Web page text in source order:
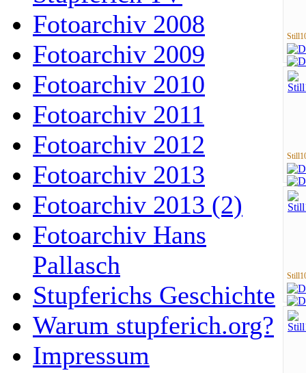
Fotoarchiv 2008
Fotoarchiv 2009
Fotoarchiv 2010
Fotoarchiv 2011
Fotoarchiv 2012
Fotoarchiv 2013
Fotoarchiv 2013 (2)
Fotoarchiv Hans
Pallasch
Stupferichs Geschichte
Warum stupferich.org?
Impressum